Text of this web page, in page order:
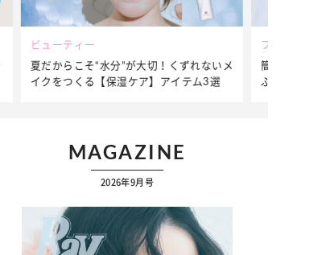
ビューティー
夏だからこそ“水分”が大切！くずれないメ
イクをつくる【保湿ケア】アイテム3選
ファッション
簡単アレン
ぷりの【そ
MAGAZINE
2026年9月号